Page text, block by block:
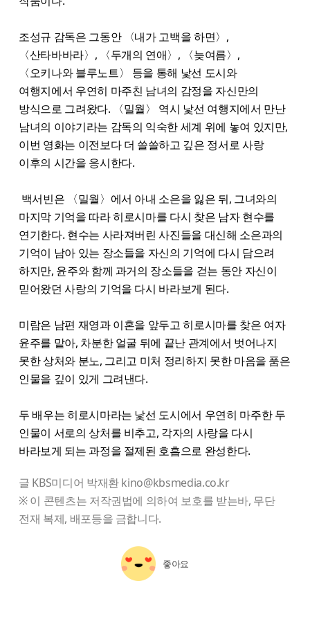
조성규 감독은 그동안 〈내가 고백을 하면〉,
〈산타바바라〉, 〈두개의 연애〉, 〈늦여름〉,
〈오키나와 블루노트〉 등을 통해 낯선 도시와
여행지에서 우연히 마주친 남녀의 감정을 자신만의
방식으로 그려왔다. 〈밀월〉 역시 낯선 여행지에서 만난
남녀의 이야기라는 감독의 익숙한 세계 위에 놓여 있지만,
이번 영화는 이전보다 더 쓸쓸하고 깊은 정서로 사랑
이후의 시간을 응시한다.
백서빈은 〈밀월〉에서 아내 소은을 잃은 뒤, 그녀와의
마지막 기억을 따라 히로시마를 다시 찾은 남자 현수를
연기한다. 현수는 사라져버린 사진들을 대신해 소은과의
기억이 남아 있는 장소들을 자신의 기억에 다시 담으려
하지만, 윤주와 함께 과거의 장소들을 걷는 동안 자신이
믿어왔던 사랑의 기억을 다시 바라보게 된다.
미람은 남편 재영과 이혼을 앞두고 히로시마를 찾은 여자
윤주를 맡아, 차분한 얼굴 뒤에 끝난 관계에서 벗어나지
못한 상처와 분노, 그리고 미처 정리하지 못한 마음을 품은
인물을 깊이 있게 그려낸다.
두 배우는 히로시마라는 낯선 도시에서 우연히 마주한 두
인물이 서로의 상처를 비추고, 각자의 사랑을 다시
바라보게 되는 과정을 절제된 호흡으로 완성한다.
글 KBS미디어 박재환 kino@kbsmedia.co.kr
※ 이 콘텐츠는 저작권법에 의하여 보호를 받는바, 무단
전재 복제, 배포등을 금합니다.
좋아요